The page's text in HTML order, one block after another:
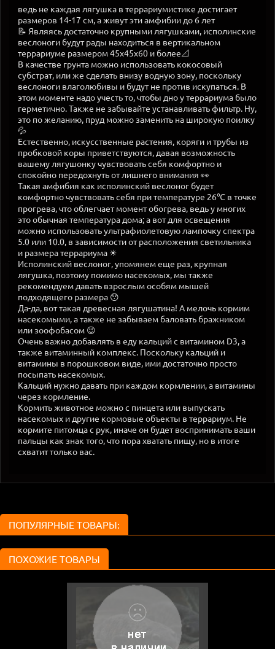
ведь не каждая лягушка в террариумистике достигает
размеров 14-17 см, а живут эти амфибии до 6 лет
📝 Являясь достаточно крупными лягушками, исполинские
веслоноги будут рады находиться в вертикальном
террариуме размером 45х45х60 и более📐
В качестве грунта можно использовать кокосовый
субстрат, или же сделать внизу водную зону, поскольку
веслоноги влаголюбивы и будут не против искупаться. В
этом моменте надо учесть то, чтобы дно у террариума было
герметично. Также не забывайте устанавливать фильтр. Ну,
это по желанию, пруд можно заменить на широкую поилку
💦
Естественно, искусственные растения, коряги и трубы из
пробковой коры приветствуются, давая возможность
вашему лягушонку чувствовать себя комфортно и
спокойно передохнуть от лишнего внимания 👀
Такая амфибия как исполинский веслоног будет
комфортно чувствовать себя при температуре 26℃ в точке
прогрева, что облегчает момент обогрева, ведь у многих
это обычная температура дома; а вот для освещения
можно использовать ультрафиолетовую лампочку спектра
5.0 или 10.0, в зависимости от расположения светильника
и размера террариума ☀
Исполинский веслоног, упомянем еще раз, крупная
лягушка, поэтому помимо насекомых, мы также
рекомендуем давать взрослым особям мышей
подходящего размера 😯
Да-да, вот такая древесная лягушатина! А мелочь кормим
насекомыми, а также не забываем баловать бражником
или зоофобасом 😉
Очень важно добавлять в еду кальций с витамином D3, а
также витаминный комплекс. Поскольку кальций и
витамины в порошковом виде, ими достаточно просто
посыпать насекомых.
Кальций нужно давать при каждом кормлении, а витамины
через кормление.
Кормить животное можно с пинцета или выпускать
насекомых и другие кормовые объекты в террариум. Не
кормите питомца с рук, иначе он будет воспринимать ваши
пальцы как знак того, что пора хватать пищу, но в итоге
схватит только вас.
ПОПУЛЯРНЫЕ ТОВАРЫ:
ПОХОЖИЕ ТОВАРЫ